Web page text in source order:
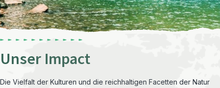
Unser Impact
Die Vielfalt der Kulturen und die reichhaltigen Facetten der Natur